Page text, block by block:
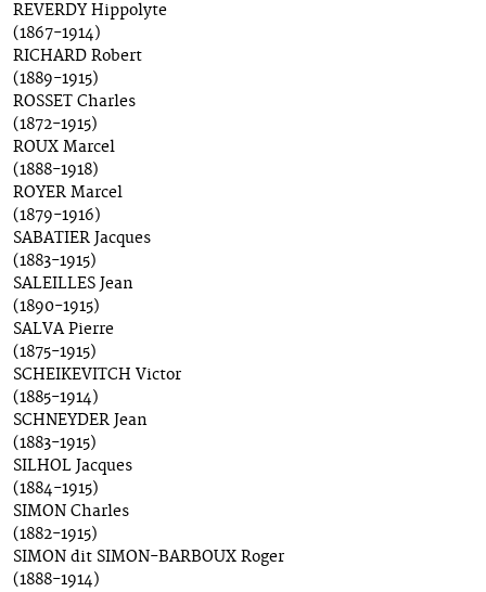
REVERDY Hippolyte
(1867-1914)
RICHARD Robert
(1889-1915)
ROSSET Charles
(1872-1915)
ROUX Marcel
(1888-1918)
ROYER Marcel
(1879-1916)
SABATIER Jacques
(1883-1915)
SALEILLES Jean
(1890-1915)
SALVA Pierre
(1875-1915)
SCHEIKEVITCH Victor
(1885-1914)
SCHNEYDER Jean
(1883-1915)
SILHOL Jacques
(1884-1915)
SIMON Charles
(1882-1915)
SIMON dit SIMON-BARBOUX Roger
(1888-1914)